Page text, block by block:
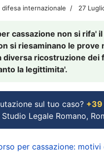
internazionale 27
cassazione non si rifa' il
si riesaminano le prove
diversa ricostruzione dei
la legittimita'.
sul tuo caso?
Legale Romano,
per cassazione: motivi